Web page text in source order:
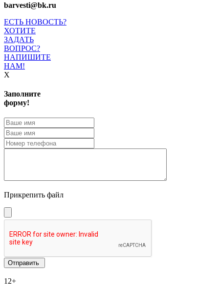
barvesti@bk.ru
ЕСТЬ НОВОСТЬ?
ХОТИТЕ
ЗАДАТЬ
ВОПРОС?
НАПИШИТЕ
НАМ!
X
Заполните
форму!
Прикрепить файл
12+